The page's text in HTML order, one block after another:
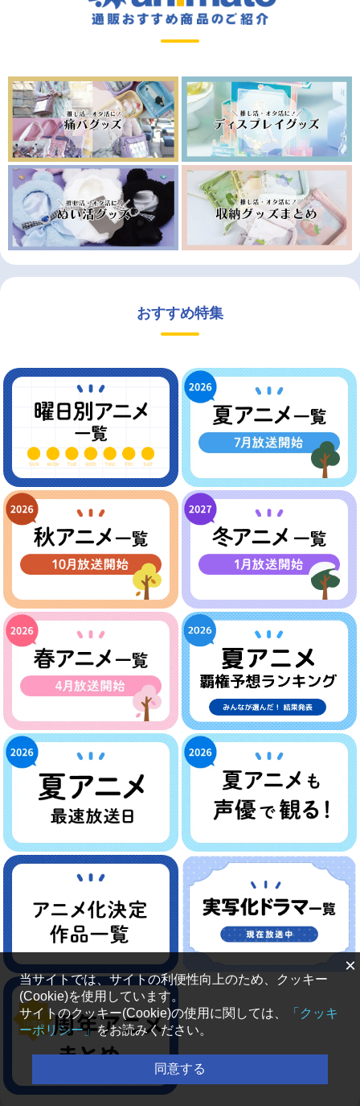
おすすめ特集
×
当サイトでは、サイトの利便性向上のため、クッキー
(Cookie)を使用しています。
サイトのクッキー(Cookie)の使用に関しては、
「クッキ
ーポリシー」をお読みください。
同意する